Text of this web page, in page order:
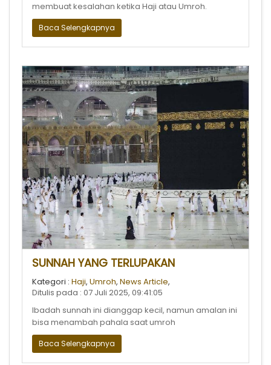
membuat kesalahan ketika Haji atau Umroh.
Baca Selengkapnya
SUNNAH YANG TERLUPAKAN
Kategori : Haji, Umroh, News Article,
Ditulis pada : 07 Juli 2025, 09:41:05
Ibadah sunnah ini dianggap kecil, namun amalan ini
bisa menambah pahala saat umroh
Baca Selengkapnya